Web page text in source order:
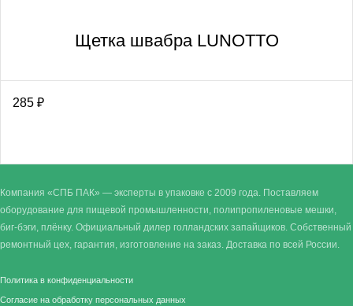
Щетка швабра LUNOTTO
285 ₽
Компания «СПБ ПАК» — эксперты в упаковке с 2009 года. Поставляем
оборудование для пищевой промышленности, полипропиленовые мешки,
биг-бэги, плёнку. Официальный дилер голландских запайщиков. Собственный
ремонтный цех, гарантия, изготовление на заказ. Доставка по всей России.
Политика в конфиденциальности
Согласие на обработку персональных данных